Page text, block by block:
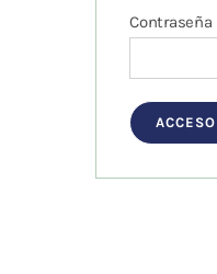
Magnetoterapia
Contraseña
ACCESO